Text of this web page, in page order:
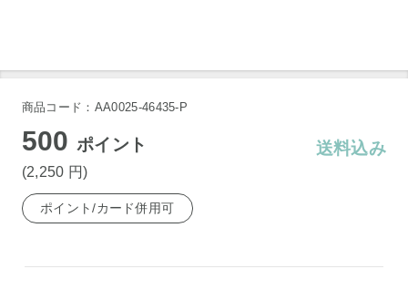
商品コード：AA0025-46435-P
500ポイント
(2,250 円)
送料込み
ポイント/カード併用可